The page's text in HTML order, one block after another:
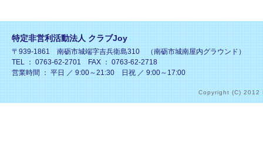
特定非営利活動法人 クラブJoy
〒939-1861 南砺市城端字吉兵衛島310 （南砺市城南屋内グラウンド）
TEL ： 0763-62-2701 FAX ： 0763-62-2718
営業時間 ： 平日 ／ 9:00～21:30 日祝 ／ 9:00～17:00
Copyright (C) 2012